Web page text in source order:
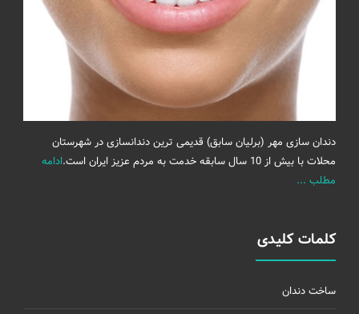
دندان سازی مهر (برلیان سابق) قدیمی ترین دندانسازی در شهرستان
محلات با بیش از 10 سال سابقه خدمت به مردم عزیز ایران است.
ادامه
مطلب ...
کلمات کلیدی
ساخت دندان